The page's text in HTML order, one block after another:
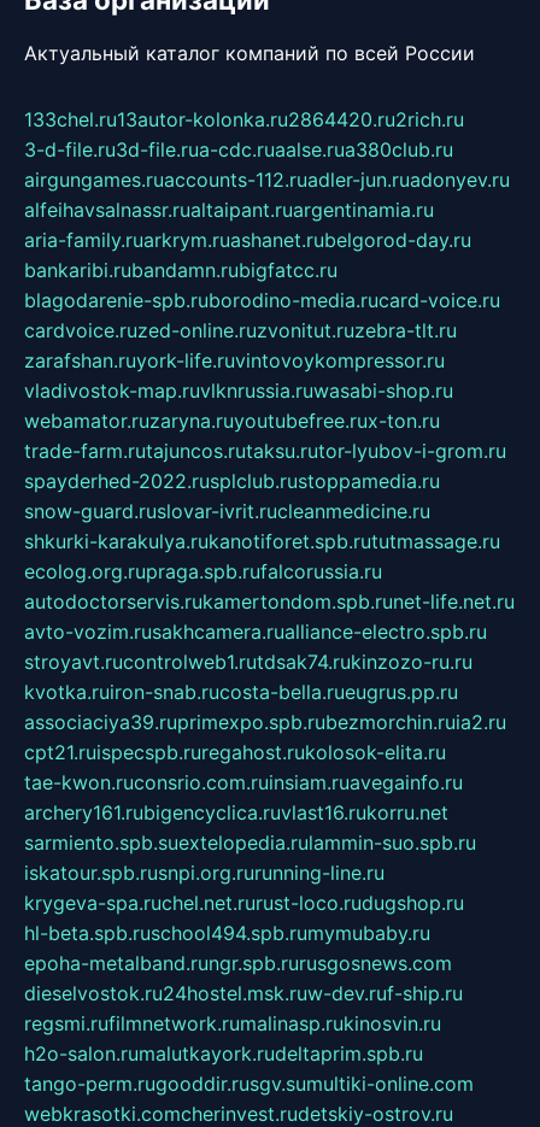
Актуальный каталог компаний по всей России
133chel.ru13autor-kolonka.ru2864420.ru2rich.ru
3-d-file.ru3d-file.rua-cdc.ruaalse.rua380club.ru
airgungames.ruaccounts-112.ruadler-jun.ruadonyev.ru
alfeihavsalnassr.rualtaipant.ruargentinamia.ru
aria-family.ruarkrym.ruashanet.rubelgorod-day.ru
bankaribi.rubandamn.rubigfatcc.ru
blagodarenie-spb.ruborodino-media.rucard-voice.ru
cardvoice.ruzed-online.ruzvonitut.ruzebra-tlt.ru
zarafshan.ruyork-life.ruvintovoykompressor.ru
vladivostok-map.ruvlknrussia.ruwasabi-shop.ru
webamator.ruzaryna.ruyoutubefree.rux-ton.ru
trade-farm.rutajuncos.rutaksu.rutor-lyubov-i-grom.ru
spayderhed-2022.rusplclub.rustoppamedia.ru
snow-guard.ruslovar-ivrit.rucleanmedicine.ru
shkurki-karakulya.rukanotiforet.spb.rututmassage.ru
ecolog.org.rupraga.spb.rufalcorussia.ru
autodoctorservis.rukamertondom.spb.runet-life.net.ru
avto-vozim.rusakhcamera.rualliance-electro.spb.ru
stroyavt.rucontrolweb1.rutdsak74.rukinzozo-ru.ru
kvotka.ruiron-snab.rucosta-bella.rueugrus.pp.ru
associaciya39.ruprimexpo.spb.rubezmorchin.ruia2.ru
cpt21.ruispecspb.ruregahost.rukolosok-elita.ru
tae-kwon.ruconsrio.com.ruinsiam.ruavegainfo.ru
archery161.rubigencyclica.ruvlast16.rukorru.net
sarmiento.spb.suextelopedia.rulammin-suo.spb.ru
iskatour.spb.rusnpi.org.rurunning-line.ru
krygeva-spa.ruchel.net.rurust-loco.rudugshop.ru
hl-beta.spb.ruschool494.spb.rumymubaby.ru
epoha-metalband.rungr.spb.rurusgosnews.com
dieselvostok.ru24hostel.msk.ruw-dev.ruf-ship.ru
regsmi.rufilmnetwork.rumalinasp.rukinosvin.ru
h2o-salon.rumalutkayork.rudeltaprim.spb.ru
tango-perm.rugooddir.rusgv.sumultiki-online.com
webkrasotki.comcherinvest.rudetskiy-ostrov.ru